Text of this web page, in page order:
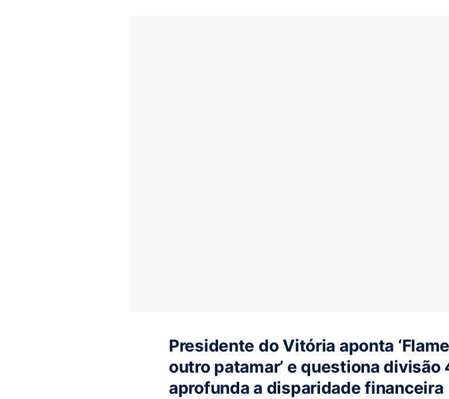
Presidente do Vitória aponta
outro patamar’ e questiona
aprofunda a disparidade financeira